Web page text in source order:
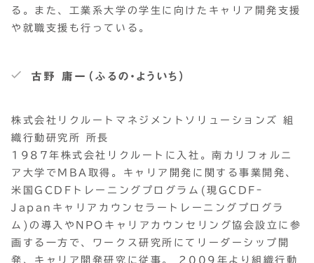
る。また、工業系大学の学生に向けたキャリア開発支援
や就職支援も行っている。
古野 庸一（ふるの・よういち）
株式会社リクルートマネジメントソリューションズ 組
織行動研究所 所長
1987年株式会社リクルートに入社。南カリフォルニ
ア大学でMBA取得。キャリア開発に関する事業開発、
米国GCDFトレーニングプログラム(現GCDFｰ
Japanキャリアカウンセラートレーニングプログラ
ム)の導入やNPOキャリアカウンセリング協会設立に参
画する一方で、ワークス研究所にてリーダーシップ開
発、キャリア開発研究に従事。 2009年より組織行動